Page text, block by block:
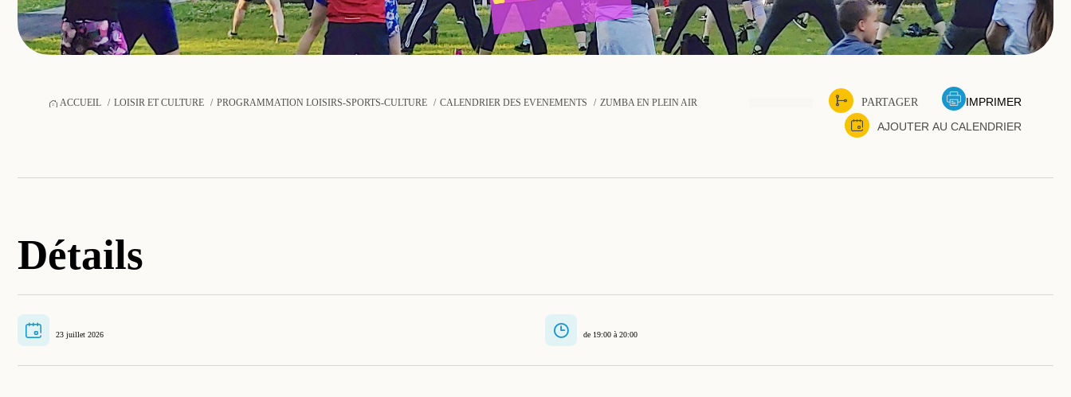
ACCUEIL LOISIR ET CULTURE PROGRAMMATION LOISIRS-SPORTS-CULTURE CALENDRIER DES ÉVÉNEMENTS ZUMBA EN PLEIN AIR PARTAGER
IMPRIMER
AJOUTER AU CALENDRIER
Détails
23 juillet 2026 de 19:00 à 20:00